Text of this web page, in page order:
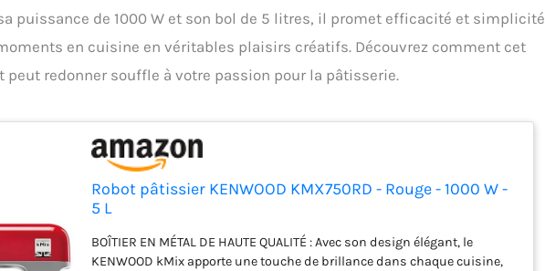
puissance de 1000 W et son bol de 5 litres, il promet efficacité et simplicité
en cuisine en véritables plaisirs créatifs. Découvrez comment cet
peut redonner souffle à votre passion pour la pâtisserie.
Robot pâtissier KENWOOD KMX750RD - Rouge - 1000 W -
5 L
BOÎTIER EN MÉTAL DE HAUTE QUALITÉ : Avec son design élégant, le
KENWOOD kMix apporte une touche de brillance dans chaque cuisine,